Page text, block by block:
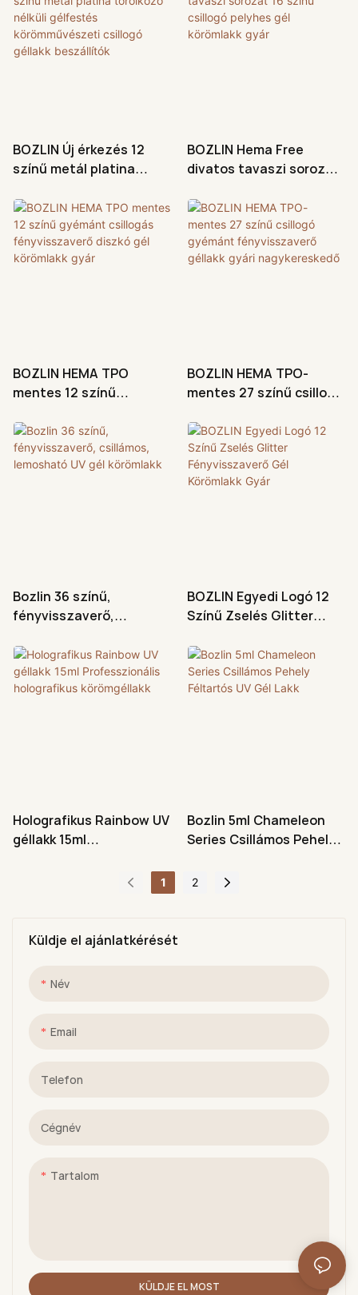
Küldje el ajánlatkérését
Név
Email
Telefon
Cégnév
Tartalom
KÜLDJE EL MOST
fényvisszaverő képességű
gyémántpor intenzív
csillogást biztosít, amely
BOZLIN Új érkezés 12
színű metál platina
gélfestés
körömművészeti csillogó
géllakk beszállítók
BOZLIN Hema Free
divatos tavaszi sorozat
gél körömlakk gyár
BOZLIN HEMA TPO
mentes 12 színű
fényvisszaverő diszkó
gél körömlakk gyár
BOZLIN HEMA TPO-
mentes 27 színű csillogó
géllakk gyári
nagykereskedő
Bozlin 36 színű,
fényvisszaverő,
gél körömlakk
BOZLIN Egyedi Logó 12
Színű Zselés Glitter
Körömlakk Gyár
Holografikus Rainbow UV
géllakk 15ml
Bozlin 5ml Chameleon
Series Csillámos Pehely
1 2